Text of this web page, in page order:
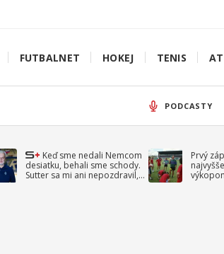
FUTBALNET HOKEJ TENIS
PODCASTY
Keď sme nedali Nemcom
desiatku, behali sme schody.
Sutter sa mi ani nepozdravil,
Prvý